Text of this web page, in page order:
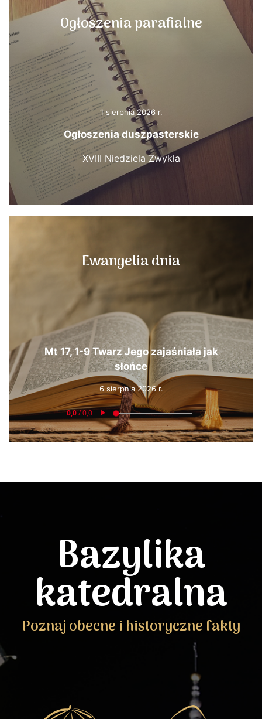
Ogłoszenia parafialne
1 sierpnia 2026 r.
Ogłoszenia duszpasterskie
XVIII Niedziela Zwykła
Ewangelia dnia
Mt 17, 1-9 Twarz Jego zajaśniała jak
słońce
6 sierpnia 2026 r.
Bazylika
katedralna
Poznaj obecne i historyczne fakty